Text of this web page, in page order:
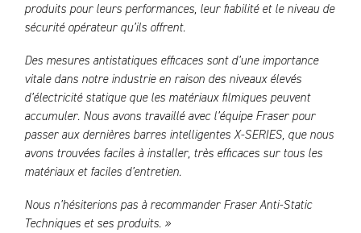
produits pour leurs performances, leur fiabilité et le niveau de
sécurité opérateur qu’ils offrent.
Des mesures antistatiques efficaces sont d’une importance
vitale dans notre industrie en raison des niveaux élevés
d’électricité statique que les matériaux filmiques peuvent
accumuler. Nous avons travaillé avec l’équipe Fraser pour
passer aux dernières barres intelligentes X-SERIES, que nous
avons trouvées faciles à installer, très efficaces sur tous les
matériaux et faciles d’entretien.
Nous n’hésiterions pas à recommander Fraser Anti-Static
Techniques et ses produits. »